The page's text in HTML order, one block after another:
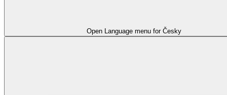
Open Language menu for Česky